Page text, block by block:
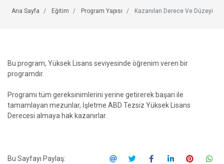
Ana Sayfa Eğitim Program Yapısı Kazanılan Derece Ve Düzeyi
Bu program, Yüksek Lisans seviyesinde öğrenim veren bir
programdır.
Programı tüm gereksinimlerini yerine getirerek başarı ile
tamamlayan mezunlar, İşletme ABD Tezsiz Yüksek Lisans
Derecesi almaya hak kazanırlar.
Bu Sayfayı Paylaş: